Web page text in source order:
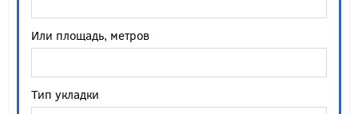
Или площадь, метров
Тип укладки